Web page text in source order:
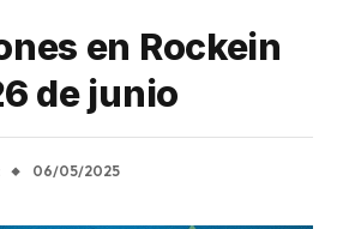
en Rockein
de junio
06/05/2025